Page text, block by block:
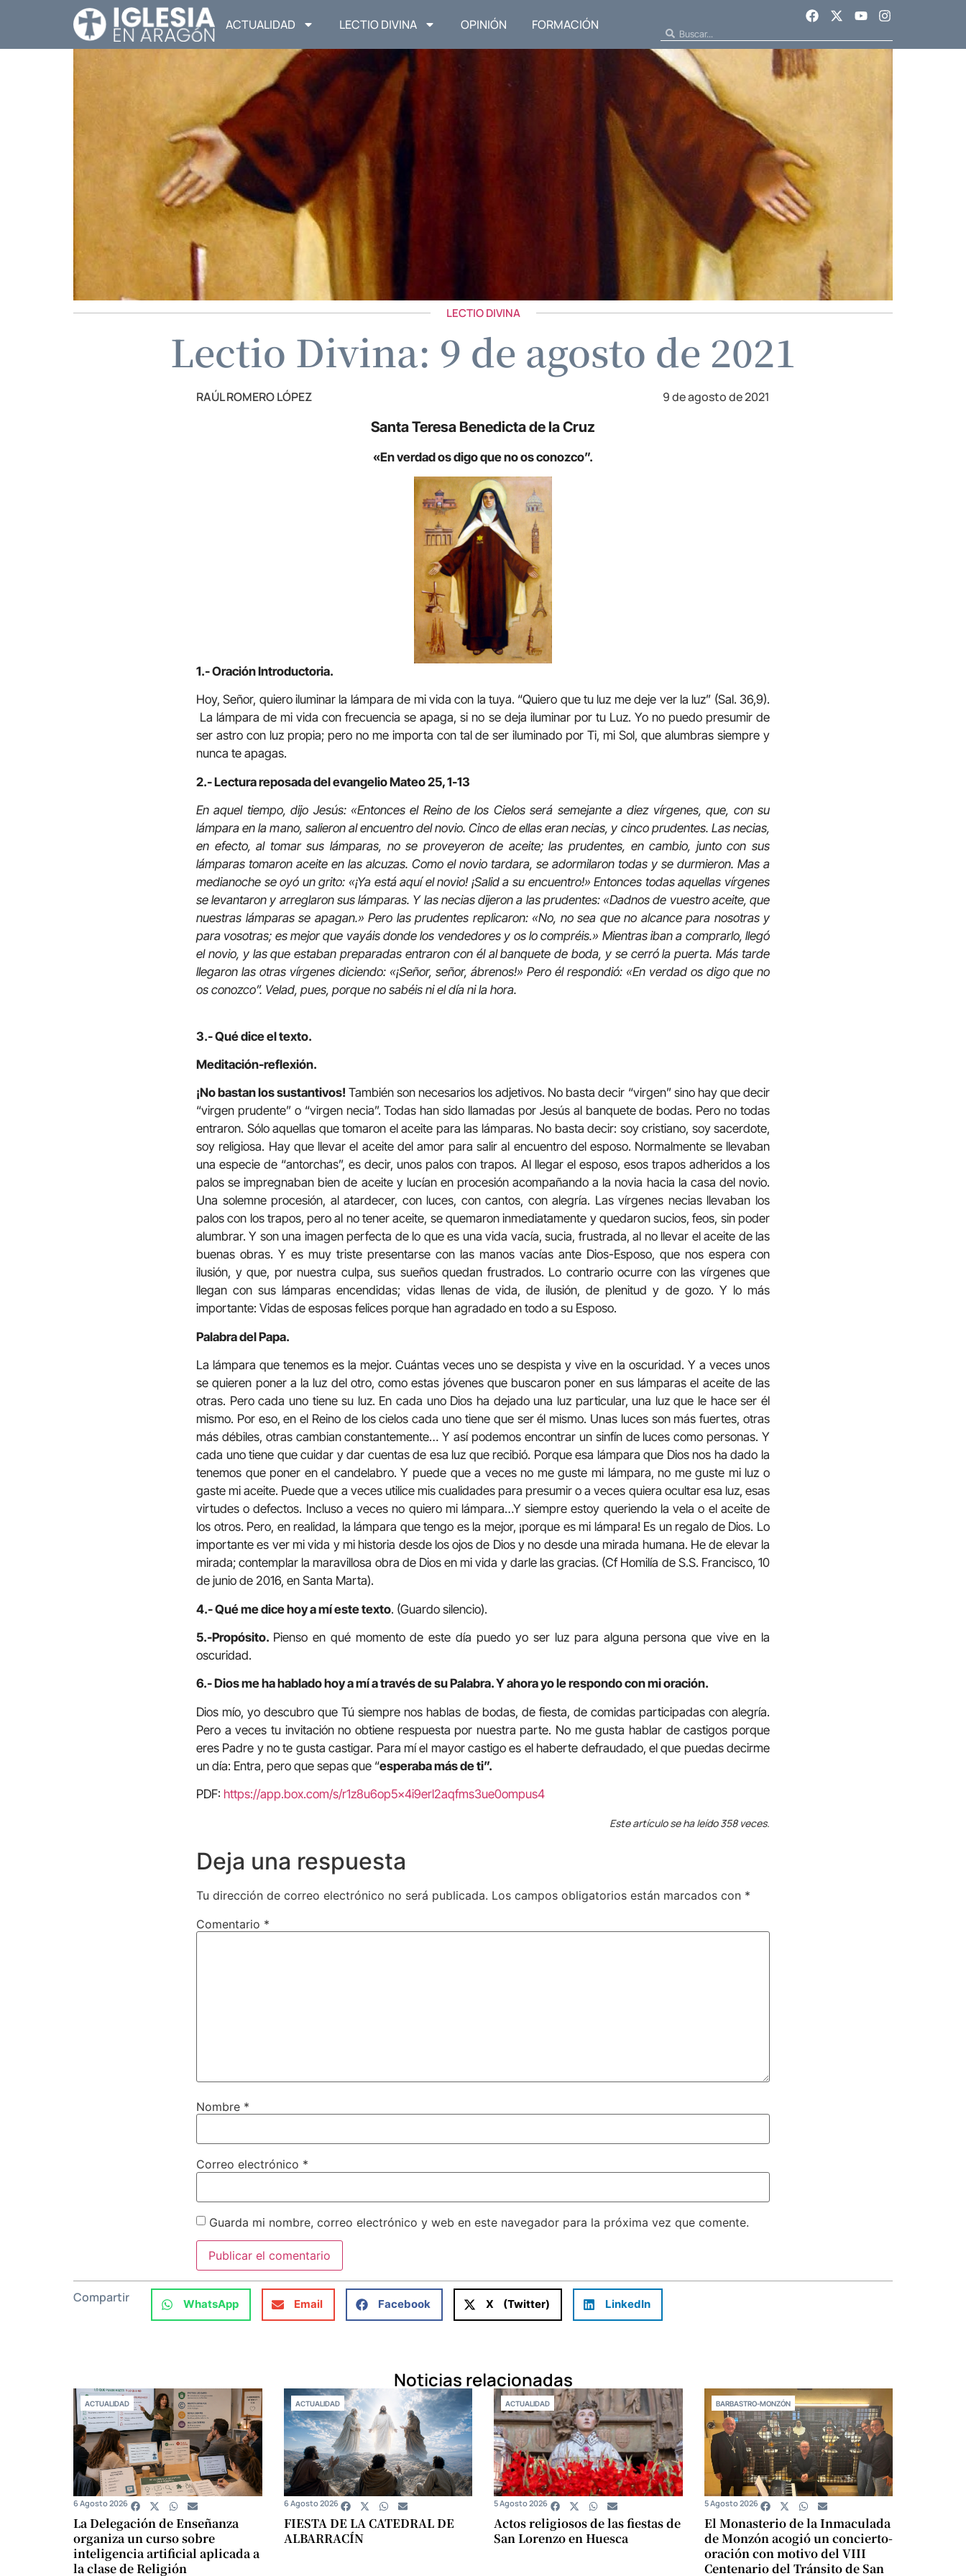
ACTUALIDAD LECTIO DIVINA OPINIÓN FORMACIÓN
LECTIO DIVINA
Lectio Divina: 9 de agosto de 2021
RAÚL ROMERO LÓPEZ 9 de agosto de 2021
Santa Teresa Benedicta de la Cruz
«En verdad os digo que no os conozco”.
1.- Oración Introductoria.
Hoy, Señor, quiero iluminar la lámpara de mi vida con la tuya. “Quiero que tu luz me deje ver la luz” (Sal. 36,9).
La lámpara de mi vida con frecuencia se apaga, si no se deja iluminar por tu Luz. Yo no puedo presumir de
ser astro con luz propia; pero no me importa con tal de ser iluminado por Ti, mi Sol, que alumbras siempre y
nunca te apagas.
2.- Lectura reposada del evangelio Mateo 25, 1-13
En aquel tiempo, dijo Jesús: «Entonces el Reino de los Cielos será semejante a diez vírgenes, que, con su
lámpara en la mano, salieron al encuentro del novio. Cinco de ellas eran necias, y cinco prudentes. Las necias,
en efecto, al tomar sus lámparas, no se proveyeron de aceite; las prudentes, en cambio, junto con sus
lámparas tomaron aceite en las alcuzas. Como el novio tardara, se adormilaron todas y se durmieron. Mas a
medianoche se oyó un grito: «¡Ya está aquí el novio! ¡Salid a su encuentro!» Entonces todas aquellas vírgenes
se levantaron y arreglaron sus lámparas. Y las necias dijeron a las prudentes: «Dadnos de vuestro aceite, que
nuestras lámparas se apagan.» Pero las prudentes replicaron: «No, no sea que no alcance para nosotras y
para vosotras; es mejor que vayáis donde los vendedores y os lo compréis.» Mientras iban a comprarlo, llegó
el novio, y las que estaban preparadas entraron con él al banquete de boda, y se cerró la puerta. Más tarde
llegaron las otras vírgenes diciendo: «¡Señor, señor, ábrenos!» Pero él respondió: «En verdad os digo que no
os conozco”. Velad, pues, porque no sabéis ni el día ni la hora.
3.- Qué dice el texto.
Meditación-reflexión.
¡No bastan los sustantivos! También son necesarios los adjetivos. No basta decir “virgen” sino hay que decir
“virgen prudente” o “virgen necia”. Todas han sido llamadas por Jesús al banquete de bodas. Pero no todas
entraron. Sólo aquellas que tomaron el aceite para las lámparas. No basta decir: soy cristiano, soy sacerdote,
soy religiosa. Hay que llevar el aceite del amor para salir al encuentro del esposo. Normalmente se llevaban
una especie de “antorchas”, es decir, unos palos con trapos. Al llegar el esposo, esos trapos adheridos a los
palos se impregnaban bien de aceite y lucían en procesión acompañando a la novia hacia la casa del novio.
Una solemne procesión, al atardecer, con luces, con cantos, con alegría. Las vírgenes necias llevaban los
palos con los trapos, pero al no tener aceite, se quemaron inmediatamente y quedaron sucios, feos, sin poder
alumbrar. Y son una imagen perfecta de lo que es una vida vacía, sucia, frustrada, al no llevar el aceite de las
buenas obras. Y es muy triste presentarse con las manos vacías ante Dios-Esposo, que nos espera con
ilusión, y que, por nuestra culpa, sus sueños quedan frustrados. Lo contrario ocurre con las vírgenes que
llegan con sus lámparas encendidas; vidas llenas de vida, de ilusión, de plenitud y de gozo. Y lo más
importante: Vidas de esposas felices porque han agradado en todo a su Esposo.
Palabra del Papa.
La lámpara que tenemos es la mejor. Cuántas veces uno se despista y vive en la oscuridad. Y a veces unos
se quieren poner a la luz del otro, como estas jóvenes que buscaron poner en sus lámparas el aceite de las
otras. Pero cada uno tiene su luz. En cada uno Dios ha dejado una luz particular, una luz que le hace ser él
mismo. Por eso, en el Reino de los cielos cada uno tiene que ser él mismo. Unas luces son más fuertes, otras
más débiles, otras cambian constantemente… Y así podemos encontrar un sinfín de luces como personas. Y
cada uno tiene que cuidar y dar cuentas de esa luz que recibió. Porque esa lámpara que Dios nos ha dado la
tenemos que poner en el candelabro. Y puede que a veces no me guste mi lámpara, no me guste mi luz o
gaste mi aceite. Puede que a veces utilice mis cualidades para presumir o a veces quiera ocultar esa luz, esas
virtudes o defectos. Incluso a veces no quiero mi lámpara…Y siempre estoy queriendo la vela o el aceite de
los otros. Pero, en realidad, la lámpara que tengo es la mejor, ¡porque es mi lámpara! Es un regalo de Dios. Lo
importante es ver mi vida y mi historia desde los ojos de Dios y no desde una mirada humana. He de elevar la
mirada; contemplar la maravillosa obra de Dios en mi vida y darle las gracias. (Cf Homilía de S.S. Francisco, 10
de junio de 2016, en Santa Marta).
4.- Qué me dice hoy a mí este texto. (Guardo silencio).
5.-Propósito. Pienso en qué momento de este día puedo yo ser luz para alguna persona que vive en la
oscuridad.
6.- Dios me ha hablado hoy a mí a través de su Palabra. Y ahora yo le respondo con mi oración.
Dios mío, yo descubro que Tú siempre nos hablas de bodas, de fiesta, de comidas participadas con alegría.
Pero a veces tu invitación no obtiene respuesta por nuestra parte. No me gusta hablar de castigos porque
eres Padre y no te gusta castigar. Para mí el mayor castigo es el haberte defraudado, el que puedas decirme
un día: Entra, pero que sepas que “esperaba más de ti”.
PDF: https://app.box.com/s/r1z8u6op5x4i9erl2aqfms3ue0ompus4
Este artículo se ha leído 358 veces.
Deja una respuesta
Tu dirección de correo electrónico no será publicada. Los campos obligatorios están marcados con *
Comentario *
Nombre *
Correo electrónico *
Guarda mi nombre, correo electrónico y web en este navegador para la próxima vez que comente.
Compartir WhatsApp Email Facebook X (Twitter) LinkedIn
Noticias relacionadas
ACTUALIDAD
La Delegación de Enseñanza
organiza un curso sobre
inteligencia artificial aplicada a
la clase de Religión
6 Agosto 2026
ACTUALIDAD
FIESTA DE LA CATEDRAL DE
ALBARRACÍN
6 Agosto 2026
ACTUALIDAD
Actos religiosos de las fiestas de
San Lorenzo en Huesca
5 Agosto 2026
BARBASTRO-MONZÓN
El Monasterio de la Inmaculada
de Monzón acogió un concierto-
oración con motivo del VIII
Centenario del Tránsito de San
5 Agosto 2026